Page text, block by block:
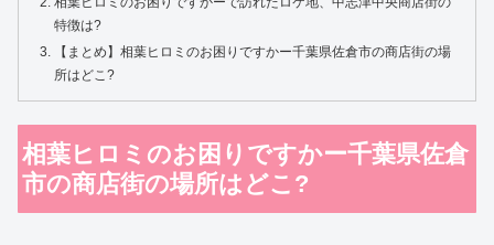
特徴は?
【まとめ】相葉ヒロミのお困りですかー千葉県佐倉市の商店街の場
所はどこ?
相葉ヒロミのお困りですかー千葉県佐倉
市の商店街の場所はどこ?